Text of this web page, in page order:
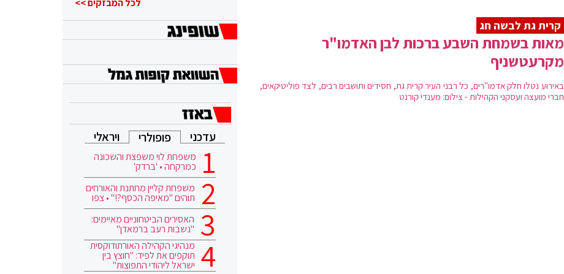
קרית גת לבשה חג
מאות בשמחת השבע ברכות לבן האדמו"ר
מקרעטשניף
באירוע נטלו חלק אדמו"רים, כל רבני העיר קרית גת, חסידים ותושבים רבים, לצד פוליטיקאים,
חברי מועצה ועסקני הקהילות - צילום: מענדי קורנט
לכל המבזקים >>
עדכני פופולרי ויראלי
משפחת לוי משפצת והשכונה
כמרקחה • 'ברדק'
משפחת קליין מחתנת והאורחים
תוהים "מאיפה הכסף?!" • צפו
האסירים הביטחוניים מאיימים:
"נשבות רעב ברמאדן"
מנהיגי הקהילה האורתודוקסית
תוקפים את לפיד: "חוצץ בין
ישראל ליהודי התפוצות"